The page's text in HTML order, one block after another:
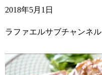
2018年5月1日
ラファエルサブチャンネル